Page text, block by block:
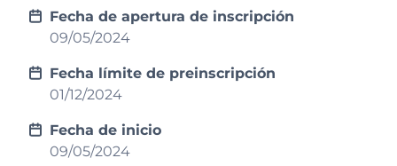
Fecha de apertura de inscripción
09/05/2024
Fecha límite de preinscripción
01/12/2024
Fecha de inicio
09/05/2024